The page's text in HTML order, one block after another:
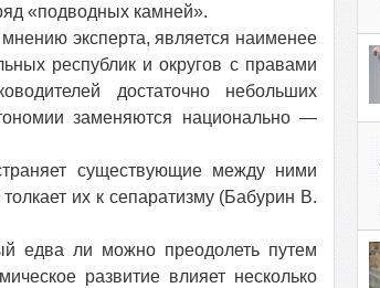
«подводных камней».
эксперта, является наименее
республик и округов с правами
достаточно небольших
заменяются национально —
существующие между ними
их к сепаратизму (Бабурин В.
едва ли можно преодолеть путем
развитие влияет несколько